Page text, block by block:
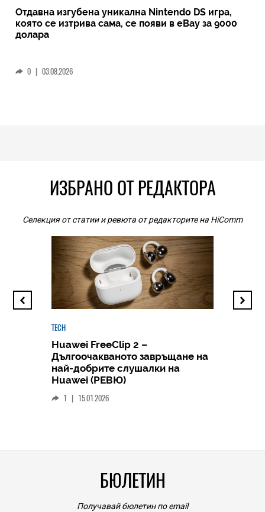
Отдавна изгубена уникална Nintendo DS игра,
която се изтрива сама, се появи в eBay за 9000
долара
0 | 03.08.2026
ИЗБРАНО ОТ РЕДАКТОРА
Селекция от статии и ревюта от редакторите на HiComm
TECH
Huawei FreeClip 2 –
Дългоочакваното завръщане на
най-добрите слушалки на
Huawei (РЕВЮ)
1 | 15.01.2026
БЮЛЕТИН
Получавай бюлетин по email